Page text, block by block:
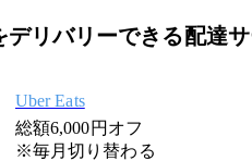
デリバリーできる配達
Uber Eats
総額6,000円オフ
※毎月切り替わる